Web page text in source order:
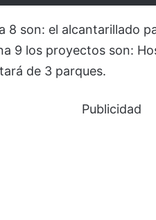
8 son: el alcantarillado
9 los proyectos son:
de 3 parques.
Publicidad